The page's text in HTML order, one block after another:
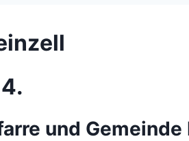
und Gemeinde